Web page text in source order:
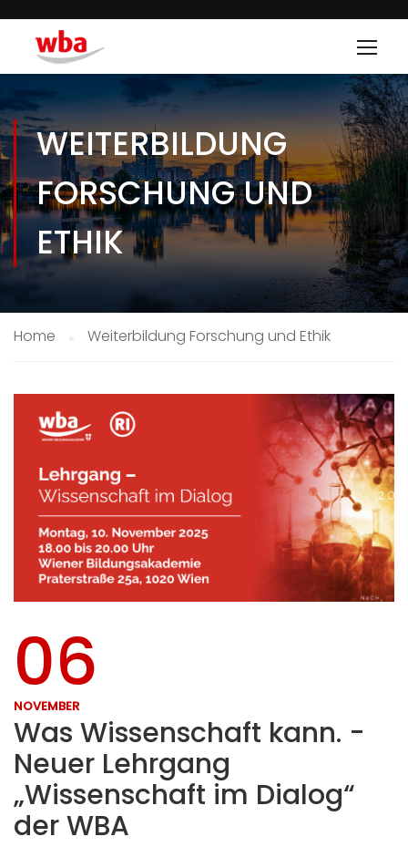
WEITERBILDUNG
FORSCHUNG UND
ETHIK
Home Weiterbildung Forschung und Ethik
06
NOVEMBER
Was Wissenschaft kann. -
Neuer Lehrgang
„Wissenschaft im Dialog“
der WBA